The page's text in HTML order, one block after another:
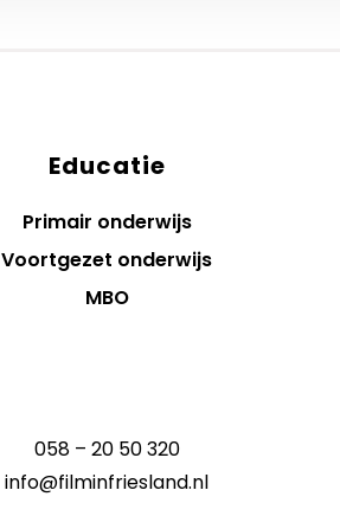
Educatie
Primair onderwijs
Voortgezet onderwijs
MBO
058 – 20 50 320
info@filminfriesland.nl